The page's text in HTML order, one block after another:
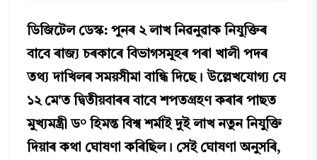
ডিজিটেল ডেস্ক: পুনৰ ২ লাখ নিৱনুৱাক নিযুক্তিৰ
বাবে ৰাজ্য চৰকাৰে বিভাগসমূহৰ পৰা খালী পদৰ
তথ্য দাখিলৰ সময়সীমা বান্ধি দিছে। উল্লেখযোগ্য যে
১২ মে'ত দ্বিতীয়বাৰৰ বাবে শপতগ্ৰহণ কৰাৰ পাছত
মুখ্যমন্ত্রী ড° হিমন্ত বিশ্ব শর্মাই দুই লাখ নতুন নিযুক্তি
দিয়াৰ কথা ঘোষণা কৰিছিল। সেই ঘোষণা অনুসৰি,